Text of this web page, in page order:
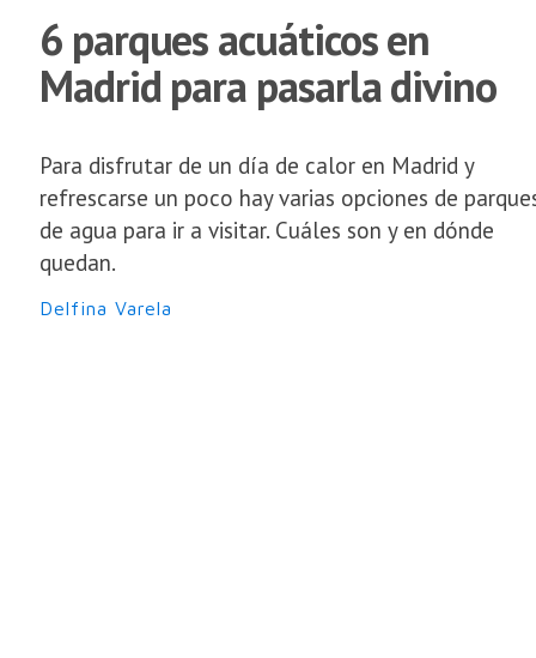
6 parques acuáticos en
Madrid para pasarla divino
Para disfrutar de un día de calor en Madrid y
refrescarse un poco hay varias opciones de
de agua para ir a visitar. Cuáles son y en dónde
quedan.
Delfina Varela